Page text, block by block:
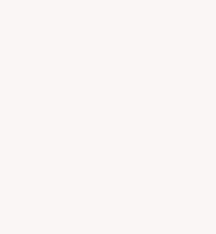
med skinka, ost
förändringar kan ske
på etiketten framför